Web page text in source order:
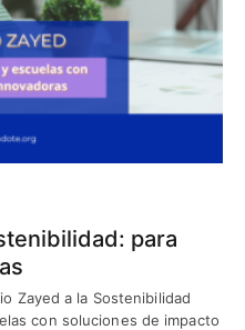
para
Zayed a la Sostenibilidad
con soluciones de impacto